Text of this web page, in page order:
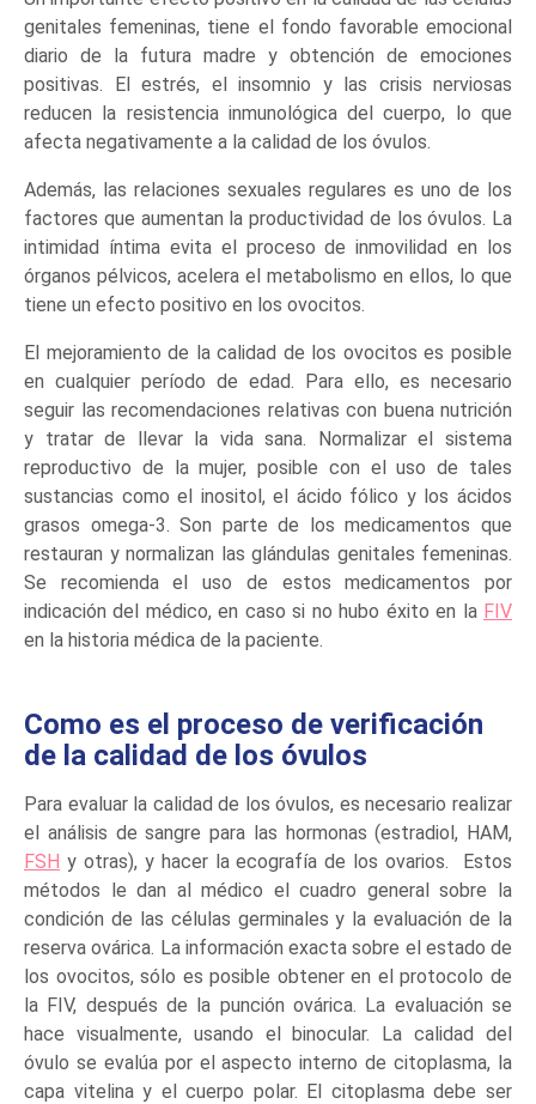
genitales femeninas, tiene el fondo favorable emocional
diario de la futura madre y obtención de emociones
positivas. El estrés, el insomnio y las crisis nerviosas
reducen la resistencia inmunológica del cuerpo, lo que
afecta negativamente a la calidad de los óvulos.
Además, las relaciones sexuales regulares es uno de los
factores que aumentan la productividad de los óvulos. La
intimidad íntima evita el proceso de inmovilidad en los
órganos pélvicos, acelera el metabolismo en ellos, lo que
tiene un efecto positivo en los ovocitos.
El mejoramiento de la calidad de los ovocitos es posible
en cualquier período de edad. Para ello, es necesario
seguir las recomendaciones relativas con buena nutrición
y tratar de llevar la vida sana. Normalizar el sistema
reproductivo de la mujer, posible con el uso de tales
sustancias como el inositol, el ácido fólico y los ácidos
grasos omega-3. Son parte de los medicamentos que
restauran y normalizan las glándulas genitales femeninas.
Se recomienda el uso de estos medicamentos por
indicación del médico, en caso si no hubo éxito en la FIV
en la historia médica de la paciente.
Como es el proceso de verificación
de la calidad de los óvulos
Para evaluar la calidad de los óvulos, es necesario realizar
el análisis de sangre para las hormonas (estradiol, HAM,
FSH y otras), y hacer la ecografía de los ovarios. Estos
métodos le dan al médico el cuadro general sobre la
condición de las células germinales y la evaluación de la
reserva ovárica. La información exacta sobre el estado de
los ovocitos, sólo es posible obtener en el protocolo de
la FIV, después de la punción ovárica. La evaluación se
hace visualmente, usando el binocular. La calidad del
óvulo se evalúa por el aspecto interno de citoplasma, la
capa vitelina y el cuerpo polar. El citoplasma debe ser